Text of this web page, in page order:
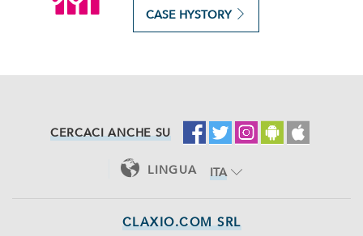
CASE HYSTORY
CERCACI ANCHE SU
LINGUA
ITA
CLAXIO.COM SRL